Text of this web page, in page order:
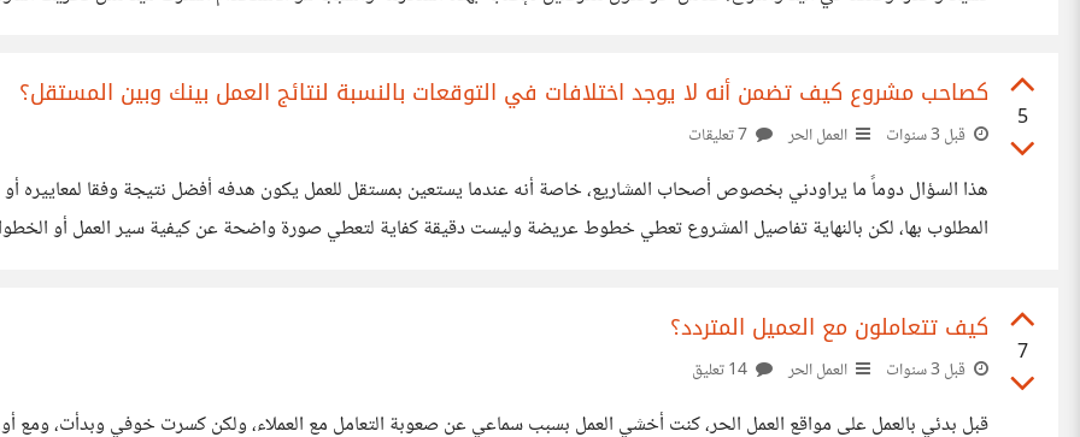
5
كصاحب مشروع كيف تضمن أنه لا يوجد اختلافات في التوقعات بالنسبة لنتائج العمل بينك وبين المستقل؟
قبل 3 سنوات العمل الحر
هذا السؤال دوماً ما يراودني بخصوص أصحاب المشاريع، خاصة أنه عندما يستعين بمستقل للعمل يكون هدفه أفضل نتيجة وفقا لمعاييره
المطلوب بها، لكن بالنهاية تفاصيل المشروع تعطي خطوط عريضة وليست دقيقة كفاية لتعطي صورة واضحة عن كيفية سير العمل أو
7
كيف تتعاملون مع العميل المتردد؟
قبل 3 سنوات العمل الحر
قبل بدئي بالعمل على مواقع العمل الحر، كنت أخشي العمل بسبب سماعي عن صعوبة التعامل مع العملاء، ولكن كسرت خوفي وبدأت،